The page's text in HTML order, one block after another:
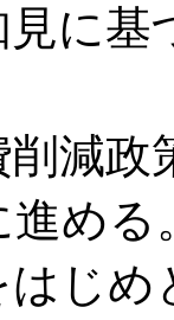
に基
削減
進める
はじ